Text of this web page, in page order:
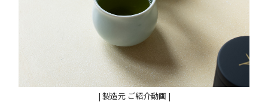
| 製造元 ご紹介動画 |